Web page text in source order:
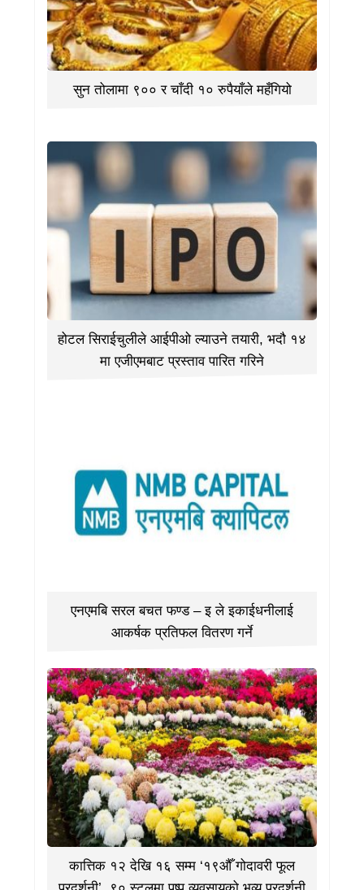
सुन तोलामा ९०० र चाँदी १० रुपैयाँले महँगियो
होटल सिराईचुलीले आईपीओ ल्याउने तयारी, भदौ १४
मा एजीएमबाट प्रस्ताव पारित गरिने
एनएमबि सरल बचत फण्ड – इ ले इकाईधनीलाई
आकर्षक प्रतिफल वितरण गर्ने
कात्तिक १२ देखि १६ सम्म ‘१९औँ गोदावरी फूल